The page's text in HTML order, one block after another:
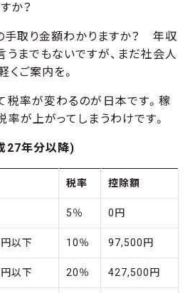
か？
取り金額わかりますか？ 年収
うまでもないですが、まだ社会人
ご案内を。
税率が変わるのが日本です。稼
が上がってしまうわけです。
27年分以降)
税率 控除額
5％ 0円
以下 10％ 97,500円
以下 20％ 427,500円